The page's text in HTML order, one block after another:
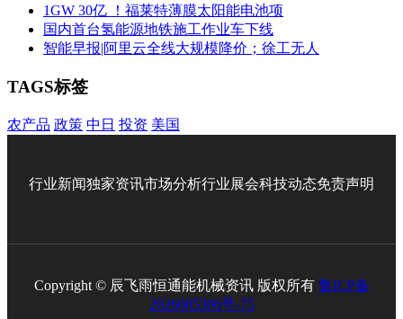
1GW 30亿 ！福莱特薄膜太阳能电池项
国内首台氢能源地铁施工作业车下线
智能早报|阿里云全线大规模降价；徐工无人
TAGS标签
农产品 政策 中日 投资 美国
行业新闻独家资讯市场分析行业展会科技动态免责声明
Copyright © 辰飞雨恒通能机械资讯 版权所有 鲁ICP备
2026005306号-75